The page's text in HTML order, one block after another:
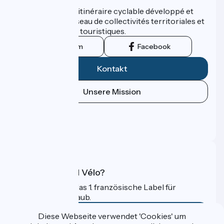
ViaRhôna est un itinéraire cyclable développé et
promu par un réseau de collectivités territoriales et
leurs institutions touristiques.
Instagram Facebook
Kontakt
Unsere Mission
Was ist Accueil Vélo?
Accueil Vélo ist das 1. französische Label für
Radfahrer im Urlaub.
Mehr erfahren
Diese Webseite verwendet 'Cookies' um